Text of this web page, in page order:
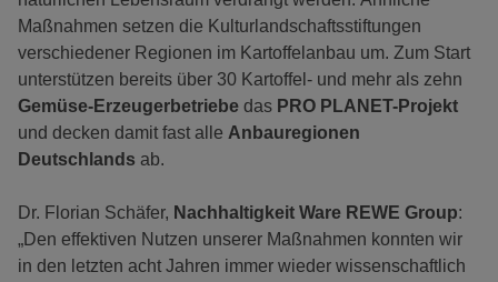
Maßnahmen setzen die Kulturlandschaftsstiftungen
verschiedener Regionen im Kartoffelanbau um. Zum Start
unterstützen bereits über 30 Kartoffel- und mehr als zehn
Gemüse-Erzeugerbetriebe das PRO PLANET-Projekt
und decken damit fast alle Anbauregionen
Deutschlands ab.
Dr. Florian Schäfer, Nachhaltigkeit Ware REWE Group:
„Den effektiven Nutzen unserer Maßnahmen konnten wir
in den letzten acht Jahren immer wieder wissenschaftlich